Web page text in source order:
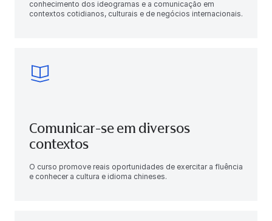
conhecimento dos ideogramas e a comunicação em
contextos cotidianos, culturais e de negócios internacionais.
Comunicar-se em diversos
contextos
O curso promove reais oportunidades de exercitar a fluência
e conhecer a cultura e idioma chineses.